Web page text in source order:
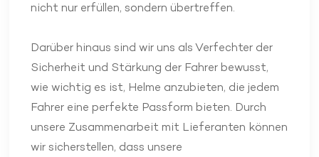
nicht nur erfüllen, sondern übertreffen.
Darüber hinaus sind wir uns als Verfechter der
Sicherheit und Stärkung der Fahrer bewusst,
wie wichtig es ist, Helme anzubieten, die jedem
Fahrer eine perfekte Passform bieten. Durch
unsere Zusammenarbeit mit Lieferanten können
wir sicherstellen, dass unsere